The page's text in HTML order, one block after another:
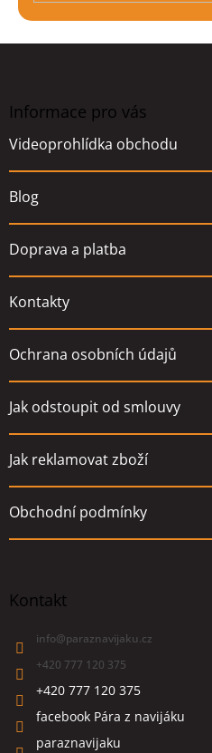
Informace pro vás
Videoprohlídka obchodu
Blog
Doprava a platba
Kontakty
Ochrana osobních údajů
Jak odstoupit od smlouvy
Jak reklamovat zboží
Obchodní podmínky
Kontakt
info@paraznavijaku.cz
+420 777 120 375
+420 777 120 375
facebook Pára z navijáku
paraznavijaku